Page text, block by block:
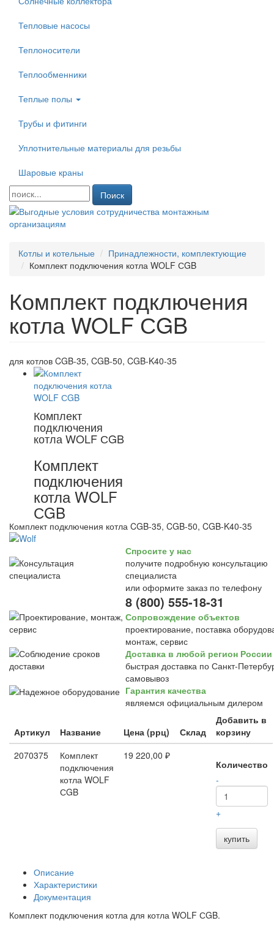
Тепловые насосы
Теплоносители
Теплообменники
Теплые полы
Трубы и фитинги
Уплотнительные материалы для резьбы
Шаровые краны
Поиск
Котлы и котельные
Принадлежности, комплектующие
Комплект подключения котла WOLF СGB
Комплект подключения
котла WOLF СGB
для котлов CGB-35, CGB-50, CGB-K40-35
Комплект
подключения
котла WOLF СGB
Комплект
подключения
котла WOLF
СGB
Комплект подключения котла CGB-35, CGB-50, CGB-K40-35
Спросите у нас
получите подробную консультацию
специалиста
или оформите заказ по телефону
8 (800) 555-18-31
Сопровождение объектов
проектирование, поставка
монтаж, сервис
Доставка в любой регион России
быстрая доставка по Санкт-
самовывоз
Гарантия качества
являемся официальным дилером
Артикул Название Цена (ррц) Склад
Добавить в
корзину
2070375
Комплект
подключения
котла WOLF
СGB
19 220,00 ₽
Количество
-
+
купить
Описание
Характеристики
Документация
Комплект подключения котла для котла WOLF СGB.